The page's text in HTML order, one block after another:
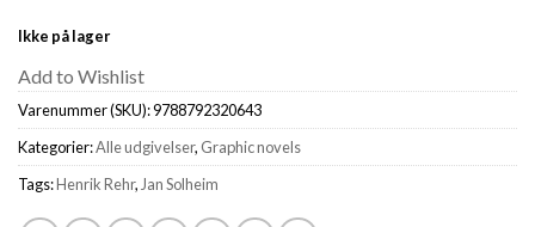
Ikke på lager
Add to Wishlist
Varenummer (SKU):9788792320643
Kategorier:Alle udgivelser, Graphic novels
Tags:Henrik Rehr,Jan Solheim